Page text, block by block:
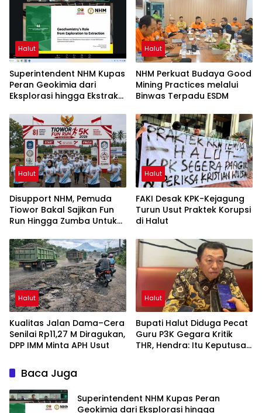
Halut
Superintendent NHM Kupas
Peran Geokimia dari
Eksplorasi hingga Ekstraksi
UNG
Halut
NHM Perkuat Budaya Good
Mining Practices melalui
Binwas Terpadu ESDM
Halut
Disupport NHM, Pemuda
Tiowor Bakal Sajikan Fun
Run Hingga Zumba Untuk
Halut
FAKI Desak KPK-Kejagung
Turun Usut Praktek Korupsi
di Halut
Halut
Kualitas Jalan Dama–Cera
Senilai Rp11,27 M Diragukan,
DPP IMM Minta APH Usut
Halut
Bupati Halut Diduga Pecat
Guru P3K Gegara Kritik
THR, Hendra: Itu Keputusan
Baca Juga
Superintendent NHM Kupas Peran
Geokimia dari Eksplorasi hingga